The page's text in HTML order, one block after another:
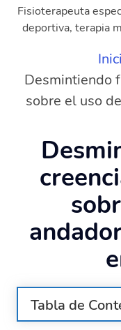
Fisioterapeuta
deportiva, terapia
Desmintiendo
sobre el uso
Tabla de